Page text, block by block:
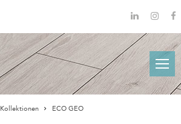
Kollektionen ECO GEO